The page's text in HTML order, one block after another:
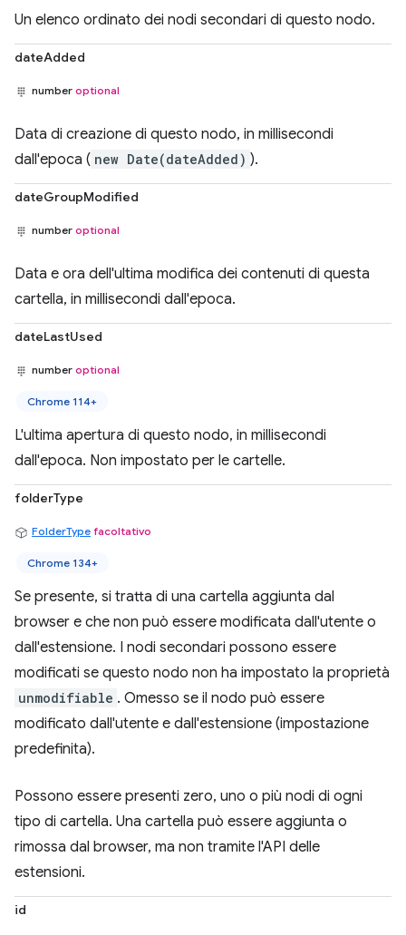
Un elenco ordinato dei nodi secondari di questo nodo.
dateAdded
number optional
Data di creazione di questo nodo, in millisecondi
dall'epoca ( new Date(dateAdded) ).
dateGroupModified
number optional
Data e ora dell'ultima modifica dei contenuti di questa
cartella, in millisecondi dall'epoca.
dateLastUsed
number optional
Chrome 114+
L'ultima apertura di questo nodo, in millisecondi
dall'epoca. Non impostato per le cartelle.
folderType
FolderType facoltativo
Chrome 134+
Se presente, si tratta di una cartella aggiunta dal
browser e che non può essere modificata dall'utente o
dall'estensione. I nodi secondari possono essere
modificati se questo nodo non ha impostato la proprietà
unmodifiable . Omesso se il nodo può essere
modificato dall'utente e dall'estensione (impostazione
predefinita).
Possono essere presenti zero, uno o più nodi di ogni
tipo di cartella. Una cartella può essere aggiunta o
rimossa dal browser, ma non tramite l'API delle
estensioni.
id